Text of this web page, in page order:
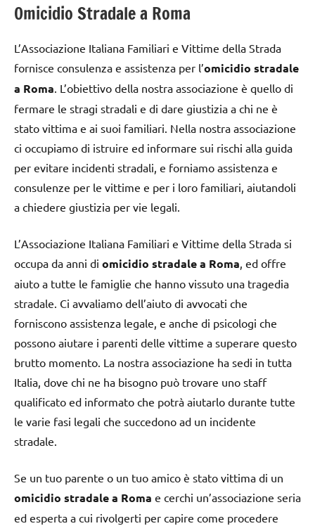
Omicidio Stradale a Roma
L’Associazione Italiana Familiari e Vittime della Strada
fornisce consulenza e assistenza per l’omicidio stradale
a Roma . L’obiettivo della nostra associazione è quello di
fermare le stragi stradali e di dare giustizia a chi ne è
stato vittima e ai suoi familiari. Nella nostra associazione
ci occupiamo di istruire ed informare sui rischi alla guida
per evitare incidenti stradali, e forniamo assistenza e
consulenze per le vittime e per i loro familiari, aiutandoli
a chiedere giustizia per vie legali.
L’Associazione Italiana Familiari e Vittime della Strada si
occupa da anni di omicidio stradale a Roma , ed offre
aiuto a tutte le famiglie che hanno vissuto una tragedia
stradale. Ci avvaliamo dell’aiuto di avvocati che
forniscono assistenza legale, e anche di psicologi che
possono aiutare i parenti delle vittime a superare questo
brutto momento. La nostra associazione ha sedi in tutta
Italia, dove chi ne ha bisogno può trovare uno staff
qualificato ed informato che potrà aiutarlo durante tutte
le varie fasi legali che succedono ad un incidente
stradale.
Se un tuo parente o un tuo amico è stato vittima di un
omicidio stradale a Roma e cerchi un’associazione seria
ed esperta a cui rivolgerti per capire come procedere